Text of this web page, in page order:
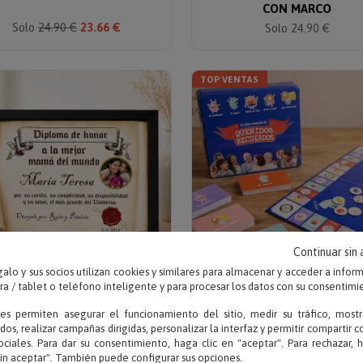
Solo 24.90 € 23.66 €
CON MARCO
Solo 24.90 €
PERGAMINO CON FOTO
Solo 11.90 €
TOP VENTAS
JUEGO QUERIDOS
PARA FAMILIAS
y sus socios utilizan cookies y similares para almacenar y acceder a
/ tablet o teléfono inteligente y para procesar los datos con su
permiten asegurar el funcionamiento del sitio, medir su tráfico,
realizar campañas dirigidas, personalizar la interfaz y permitir compartir
Para dar su consentimiento, haga clic en "aceptar". Para rechazar,
aceptar". También puede configurar sus opciones.
Continuar sin